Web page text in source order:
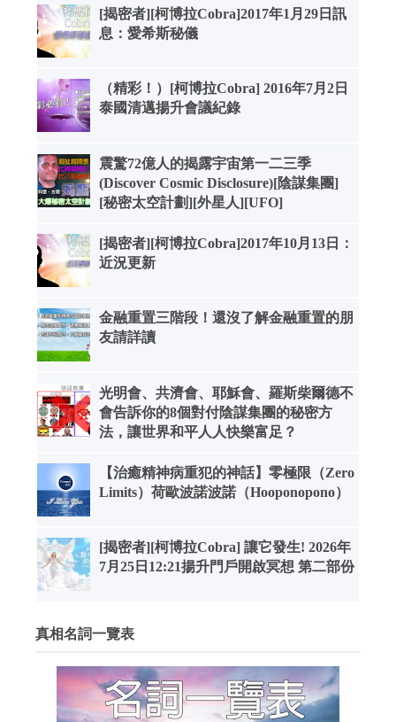
[揭密者][柯博拉Cobra]2017年1月29日訊
息：愛希斯秘儀
（精彩！）[柯博拉Cobra] 2016年7月2日
泰國清邁揚升會議紀錄
震驚72億人的揭露宇宙第一二三季
(Discover Cosmic Disclosure)[陰謀集團]
[秘密太空計劃][外星人][UFO]
[揭密者][柯博拉Cobra]2017年10月13日：
近況更新
金融重置三階段！還沒了解金融重置的朋
友請詳讀
光明會、共濟會、耶穌會、羅斯柴爾德不
會告訴你的8個對付陰謀集團的秘密方
法，讓世界和平人人快樂富足？
【治癒精神病重犯的神話】零極限（Zero
Limits）荷歐波諾波諾（Hooponopono）
[揭密者][柯博拉Cobra] 讓它發生! 2026年
7月25日12:21揚升門戶開啟冥想 第二部份
真相名詞一覽表